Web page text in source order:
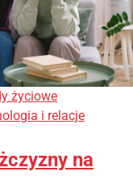
życiowe
i relacje
na